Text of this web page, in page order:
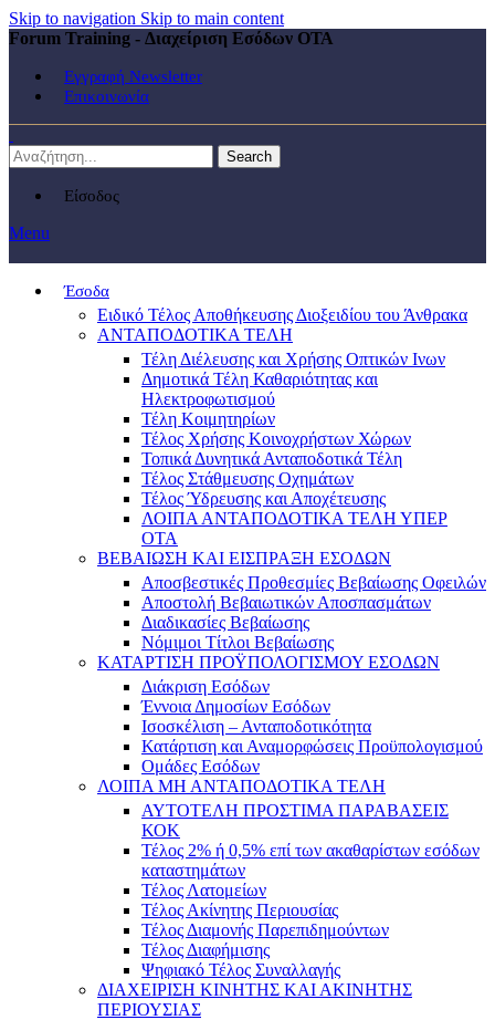
Skip to navigation Skip to main content
Forum Training - Διαχείριση Εσόδων ΟΤΑ
Εγγραφή Newsletter
Επικοινωνία
Search
Είσοδος
Menu
Έσοδα
Ειδικό Τέλος Αποθήκευσης Διοξειδίου του Άνθρακα
ΑΝΤΑΠΟΔΟΤΙΚΑ ΤΕΛΗ
Τέλη Διέλευσης και Χρήσης Οπτικών Ινων
Δημοτικά Τέλη Καθαριότητας και
Ηλεκτροφωτισμού
Τέλη Κοιμητηρίων
Τέλος Χρήσης Κοινοχρήστων Χώρων
Τοπικά Δυνητικά Ανταποδοτικά Τέλη
Τέλος Στάθμευσης Οχημάτων
Τέλος Ύδρευσης και Αποχέτευσης
ΛΟΙΠΑ ΑΝΤΑΠΟΔΟΤΙΚΑ ΤΕΛΗ ΥΠΕΡ
ΟΤΑ
ΒΕΒΑΙΩΣΗ ΚΑΙ ΕΙΣΠΡΑΞΗ ΕΣΟΔΩΝ
Αποσβεστικές Προθεσμίες Βεβαίωσης Οφειλών
Αποστολή Βεβαιωτικών Αποσπασμάτων
Διαδικασίες Βεβαίωσης
Νόμιμοι Τίτλοι Βεβαίωσης
ΚΑΤΑΡΤΙΣΗ ΠΡΟΫΠΟΛΟΓΙΣΜΟΥ ΕΣΟΔΩΝ
Διάκριση Εσόδων
Έννοια Δημοσίων Εσόδων
Ισοσκέλιση – Ανταποδοτικότητα
Κατάρτιση και Αναμορφώσεις Προϋπολογισμού
Ομάδες Εσόδων
ΛΟΙΠΑ ΜΗ ΑΝΤΑΠΟΔΟΤΙΚΑ ΤΕΛΗ
ΑΥΤΟΤΕΛΗ ΠΡΟΣΤΙΜΑ ΠΑΡΑΒΑΣΕΙΣ
ΚΟΚ
Τέλος 2% ή 0,5% επί των ακαθαρίστων εσόδων
καταστημάτων
Τέλος Λατομείων
Τέλος Ακίνητης Περιουσίας
Τέλος Διαμονής Παρεπιδημούντων
Τέλος Διαφήμισης
Ψηφιακό Τέλος Συναλλαγής
ΔΙΑΧΕΙΡΙΣΗ ΚΙΝΗΤΗΣ ΚΑΙ ΑΚΙΝΗΤΗΣ
ΠΕΡΙΟΥΣΙΑΣ